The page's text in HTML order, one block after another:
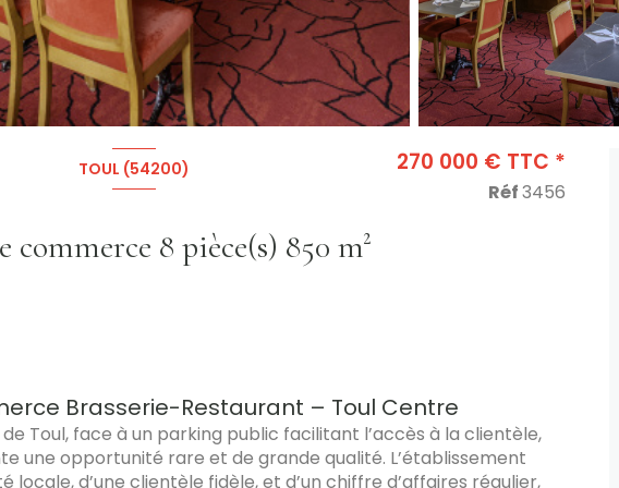
TOUL (54200)
Fonds de commerce 8 pièce(s) 850 m²
270 000 € TTC *
Réf3456
Brasserie-Restaurant – Toul Centre
Toul, face à un parking public facilitant l’accès à la clientèle,
une opportunité rare et de grande qualité. L’établissement
locale, d’une clientèle fidèle, et d’un chiffre d’affaires régulier,